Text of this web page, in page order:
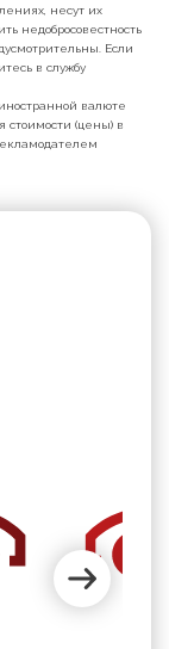
несут их
недобросовестность
Если
в службу
валюте
стоимости (цены) в